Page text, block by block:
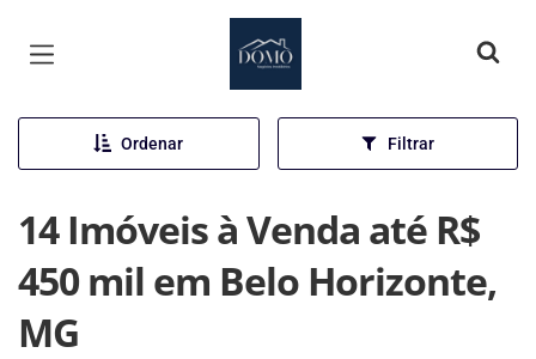
Página inicial
Ordenar Filtrar
14 Imóveis à Venda até R$
450 mil em Belo Horizonte,
MG